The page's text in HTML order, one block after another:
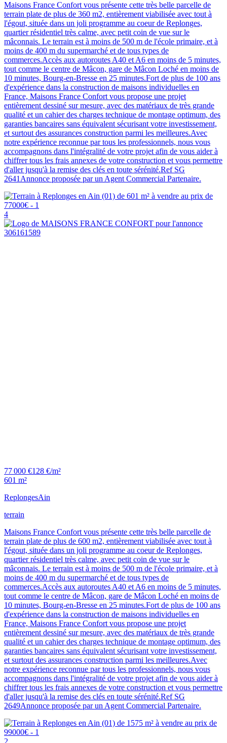
Maisons France Confort vous présente cette très belle parcelle de
terrain plate de plus de 360 m2, entièrement viabilisée avec tout à
l'égout, située dans un joli programme au coeur de Replonges,
quartier résidentiel très calme, avec petit coin de vue sur le
mâconnais. Le terrain est à moins de 500 m de l'école primaire, et à
moins de 400 m du supermarché et de tous types de
commerces.Accès aux autoroutes A40 et A6 en moins de 5 minutes,
tout comme le centre de Mâcon, gare de Mâcon Loché en moins de
10 minutes, Bourg-en-Bresse en 25 minutes.Fort de plus de 100 ans
d'expérience dans la construction de maisons individuelles en
France, Maisons France Confort vous propose une projet
entièrement dessiné sur mesure, avec des matériaux de très grande
qualité et un cahier des charges technique de montage optimum, des
garanties bancaires sans équivalent sécurisant votre investissement,
et surtout des assurances construction parmi les meilleures.Avec
notre expérience reconnue par tous les professionnels, nous vous
accompagnons dans l'intégralité de votre projet afin de vous aider à
chiffrer tous les frais annexes de votre construction et vous permettre
d'aller jusqu'à la remise des clés en toute sérénité.Ref SG
2641Annonce proposée par un Agent Commercial Partenaire.
4
77 000 €128 €/m²
601 m²
ReplongesAin
terrain
Maisons France Confort vous présente cette très belle parcelle de
terrain plate de plus de 600 m2, entièrement viabilisée avec tout à
l'égout, située dans un joli programme au coeur de Replonges,
quartier résidentiel très calme, avec petit coin de vue sur le
mâconnais. Le terrain est à moins de 500 m de l'école primaire, et à
moins de 400 m du supermarché et de tous types de
commerces.Accès aux autoroutes A40 et A6 en moins de 5 minutes,
tout comme le centre de Mâcon, gare de Mâcon Loché en moins de
10 minutes, Bourg-en-Bresse en 25 minutes.Fort de plus de 100 ans
d'expérience dans la construction de maisons individuelles en
France, Maisons France Confort vous propose une projet
entièrement dessiné sur mesure, avec des matériaux de très grande
qualité et un cahier des charges technique de montage optimum, des
garanties bancaires sans équivalent sécurisant votre investissement,
et surtout des assurances construction parmi les meilleures.Avec
notre expérience reconnue par tous les professionnels, nous vous
accompagnons dans l'intégralité de votre projet afin de vous aider à
chiffrer tous les frais annexes de votre construction et vous permettre
d'aller jusqu'à la remise des clés en toute sérénité.Ref SG
2649Annonce proposée par un Agent Commercial Partenaire.